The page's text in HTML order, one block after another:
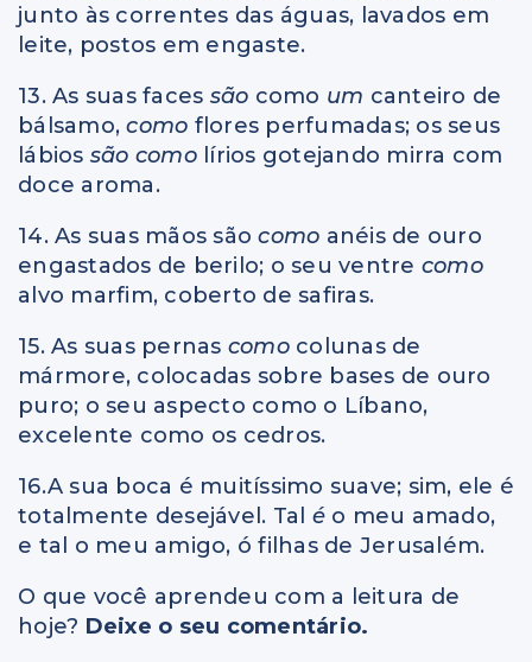
junto às correntes das águas, lavados em
leite, postos em engaste.
13. As suas faces são como um canteiro de
bálsamo,como flores perfumadas; os seus
lábios são como lírios gotejando mirra com
doce aroma.
14. As suas mãos sãocomo anéis de ouro
engastados de berilo; o seu ventre como
alvo marfim, coberto de safiras.
15. As suas pernas como colunas de
mármore, colocadas sobre bases de ouro
puro; o seu aspecto como o Líbano,
excelente como os cedros.
16.A sua boca é muitíssimo suave; sim, ele é
totalmente desejável. Tal é o meu amado,
e tal o meu amigo, ó filhas de Jerusalém.
O que você aprendeu com a leitura de
hoje? Deixe o seu comentário.